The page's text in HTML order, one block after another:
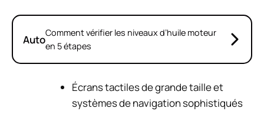
AutoComment vérifier les niveaux d’huile moteur
en 5 étapes
Écrans tactiles de grande taille et
systèmes de navigation sophistiqués